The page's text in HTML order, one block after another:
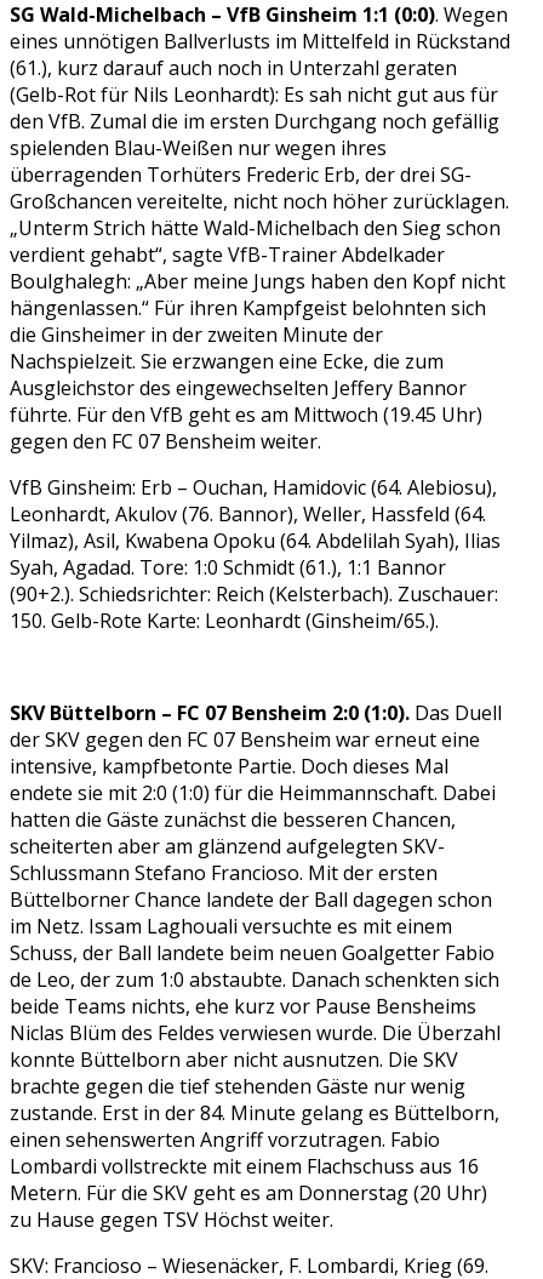
SG Wald-Michelbach – VfB Ginsheim 1:1 (0:0). Wegen
eines unnötigen Ballverlusts im Mittelfeld in Rückstand
(61.), kurz darauf auch noch in Unterzahl geraten
(Gelb-Rot für Nils Leonhardt): Es sah nicht gut aus für
den VfB. Zumal die im ersten Durchgang noch gefällig
spielenden Blau-Weißen nur wegen ihres
überragenden Torhüters Frederic Erb, der drei SG-
Großchancen vereitelte, nicht noch höher zurücklagen.
„Unterm Strich hätte Wald-Michelbach den Sieg schon
verdient gehabt“, sagte VfB-Trainer Abdelkader
Boulghalegh: „Aber meine Jungs haben den Kopf nicht
hängenlassen.“ Für ihren Kampfgeist belohnten sich
die Ginsheimer in der zweiten Minute der
Nachspielzeit. Sie erzwangen eine Ecke, die zum
Ausgleichstor des eingewechselten Jeffery Bannor
führte. Für den VfB geht es am Mittwoch (19.45 Uhr)
gegen den FC 07 Bensheim weiter.
VfB Ginsheim: Erb – Ouchan, Hamidovic (64. Alebiosu),
Leonhardt, Akulov (76. Bannor), Weller, Hassfeld (64.
Yilmaz), Asil, Kwabena Opoku (64. Abdelilah Syah), Ilias
Syah, Agadad. Tore: 1:0 Schmidt (61.), 1:1 Bannor
(90+2.). Schiedsrichter: Reich (Kelsterbach). Zuschauer:
150. Gelb-Rote Karte: Leonhardt (Ginsheim/65.).
SKV Büttelborn – FC 07 Bensheim 2:0 (1:0). Das Duell
der SKV gegen den FC 07 Bensheim war erneut eine
intensive, kampfbetonte Partie. Doch dieses Mal
endete sie mit 2:0 (1:0) für die Heimmannschaft. Dabei
hatten die Gäste zunächst die besseren Chancen,
scheiterten aber am glänzend aufgelegten SKV-
Schlussmann Stefano Francioso. Mit der ersten
Büttelborner Chance landete der Ball dagegen schon
im Netz. Issam Laghouali versuchte es mit einem
Schuss, der Ball landete beim neuen Goalgetter Fabio
de Leo, der zum 1:0 abstaubte. Danach schenkten sich
beide Teams nichts, ehe kurz vor Pause Bensheims
Niclas Blüm des Feldes verwiesen wurde. Die Überzahl
konnte Büttelborn aber nicht ausnutzen. Die SKV
brachte gegen die tief stehenden Gäste nur wenig
zustande. Erst in der 84. Minute gelang es Büttelborn,
einen sehenswerten Angriff vorzutragen. Fabio
Lombardi vollstreckte mit einem Flachschuss aus 16
Metern. Für die SKV geht es am Donnerstag (20 Uhr)
zu Hause gegen TSV Höchst weiter.
SKV: Francioso – Wiesenäcker, F. Lombardi, Krieg (69.